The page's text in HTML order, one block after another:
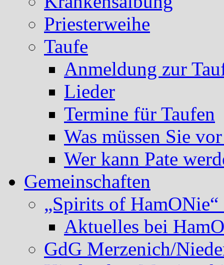
Priesterweihe
Taufe
Anmeldung zur
Lieder
Termine für Taufen
Was müssen Sie
Wer kann Pate
Gemeinschaften
„Spirits of HamONie“
Aktuelles bei
GdG Merzenich/